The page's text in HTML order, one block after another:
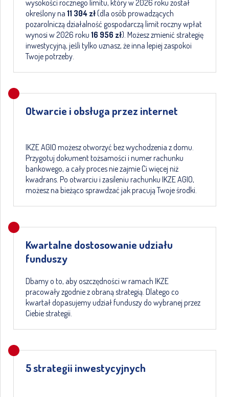
wysokości rocznego limitu, który w 2026 roku został
określony na 11 304 zł(dla osób prowadzących
pozarolniczą działalność gospodarczą limit roczny wpłat
wynosi w 2026 roku 16 956 zł). Możesz zmienić strategię
inwestycyjną, jeśli tylko uznasz, że inna lepiej zaspokoi
Twoje potrzeby.
Otwarcie i obsługa przez internet
IKZE AGIO możesz otworzyć bez wychodzenia z domu.
Przygotuj dokument tożsamości i numer rachunku
bankowego, a cały proces nie zajmie Ci więcej niż
kwadrans. Po otwarciu i zasileniu rachunku IKZE AGIO,
możesz na bieżąco sprawdzać jak pracują Twoje środki.
Kwartalne dostosowanie udziału
funduszy
Dbamy o to, aby oszczędności w ramach IKZE
pracowały zgodnie z obraną strategią. Dlatego co
kwartał dopasujemy udział funduszy do wybranej przez
Ciebie strategii.
5 strategii inwestycyjnych